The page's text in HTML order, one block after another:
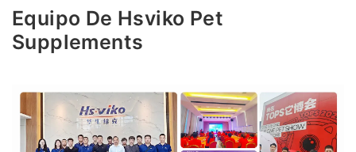
Equipo De Hsviko Pet
Supplements